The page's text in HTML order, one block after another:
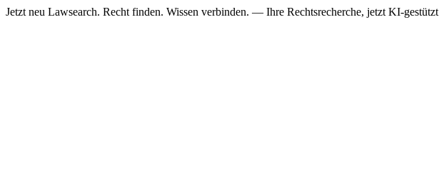
Jetzt neu Lawsearch. Recht finden. Wissen verbinden. — Ihre Rechtsrecherche, jetzt KI-gestützt